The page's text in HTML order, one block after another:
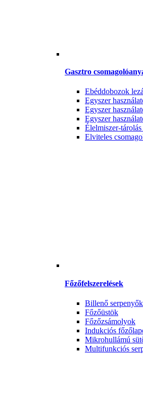
Gasztro
Ebéddobozok
Egyszer
Egyszer
Egyszer
Élelmiszer-tárolás
Elviteles
Főzőfelszerelések
Billenő serpenyők
Főzőüstök
Főzőzsámolyok
Indukciós
Mikrohullámú
Multifunkciós